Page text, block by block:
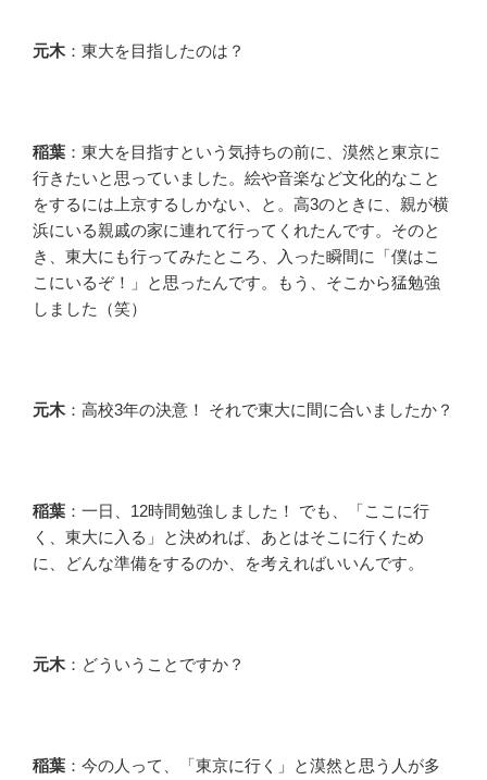
元木：東大を目指したのは？
稲葉 ：東大を目指すという気持ちの前に、漠然と東京に
行きたいと思っていました。絵や音楽など文化的なこと
をするには上京するしかない、と。高3のときに、親が横
浜にいる親戚の家に連れて行ってくれたんです。そのと
き、東大にも行ってみたところ、入った瞬間に「僕はこ
こにいるぞ！」と思ったんです。もう、そこから猛勉強
しました（笑）
元木：高校3年の決意！ それで東大に間に合いましたか？
稲葉 ：一日、12時間勉強しました！ でも、「ここに行
く、東大に入る」と決めれば、あとはそこに行くため
に、どんな準備をするのか、を考えればいいんです。
元木：どういうことですか？
稲葉 ：今の人って、「東京に行く」と漠然と思う人が多